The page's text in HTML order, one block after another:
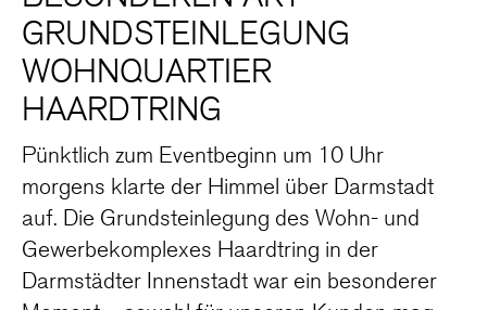
GRUNDSTEINLEGUNG
WOHNQUARTIER
HAARDTRING
Pünktlich zum Eventbeginn um 10 Uhr
morgens klarte der Himmel über Darmstadt
auf. Die Grundsteinlegung des Wohn- und
Gewerbekomplexes Haardtring in der
Darmstädter Innenstadt war ein besonderer